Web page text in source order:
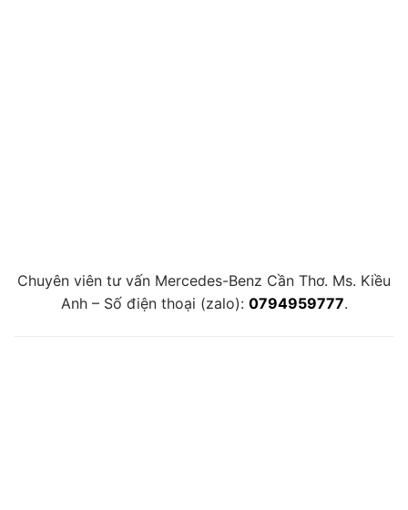
Chuyên viên tư vấn Mercedes-Benz Cần Thơ. Ms. Kiều
Anh – Số điện thoại (zalo): 0794959777.